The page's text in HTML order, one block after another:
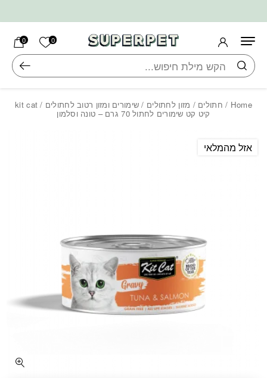
0 הרשימה
0
חיפוש
Home
/ חתולים / מזון לחתולים / שימורים ומזון רטוב לחתולים / kit cat
קיט קט שימורים לחתול 70 גרם – טונה וסלמון
אזל מהמלאי